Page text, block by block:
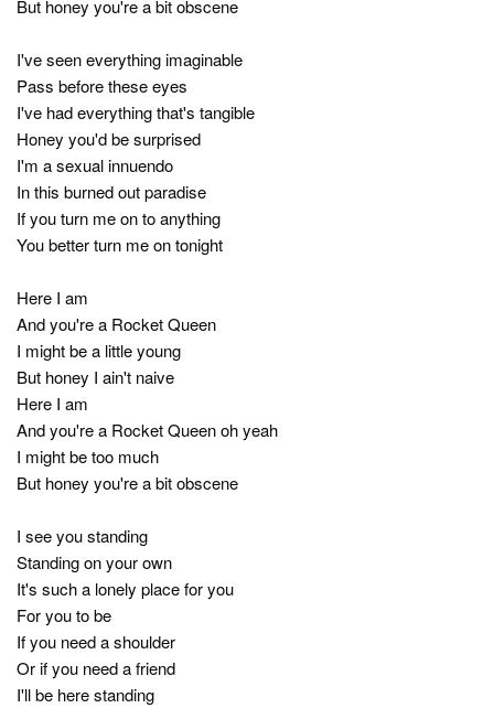
But honey you're a bit obscene
I've seen everything imaginable
Pass before these eyes
I've had everything that's tangible
Honey you'd be surprised
I'm a sexual innuendo
In this burned out paradise
If you turn me on to anything
You better turn me on tonight
Here I am
And you're a Rocket Queen
I might be a little young
But honey I ain't naive
Here I am
And you're a Rocket Queen oh yeah
I might be too much
But honey you're a bit obscene
I see you standing
Standing on your own
It's such a lonely place for you
For you to be
If you need a shoulder
Or if you need a friend
I'll be here standing